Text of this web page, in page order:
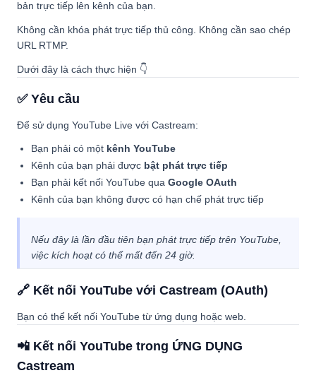
bản trực tiếp lên kênh của bạn.
Không cần khóa phát trực tiếp thủ công. Không cần sao chép
URL RTMP.
Dưới đây là cách thực hiện 👇
✅ Yêu cầu
Để sử dụng YouTube Live với Castream:
Bạn phải có một kênh YouTube
Kênh của bạn phải được bật phát trực tiếp
Bạn phải kết nối YouTube qua Google OAuth
Kênh của bạn không được có hạn chế phát trực tiếp
Nếu đây là lần đầu tiên bạn phát trực tiếp trên YouTube,
việc kích hoạt có thể mất đến 24 giờ.
🔗 Kết nối YouTube với Castream (OAuth)
Bạn có thể kết nối YouTube từ ứng dụng hoặc web.
📲 Kết nối YouTube trong ỨNG DỤNG
Castream